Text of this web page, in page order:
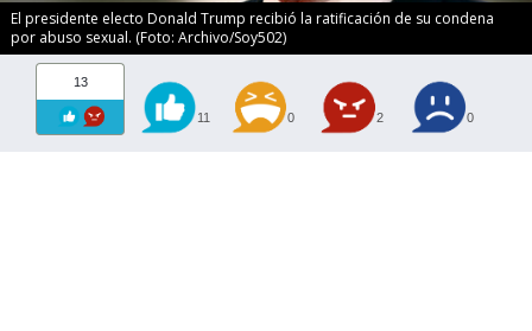
El presidente electo Donald Trump recibió la ratificación de su condena
por abuso sexual. (Foto: Archivo/Soy502)
13
11 0 2 0